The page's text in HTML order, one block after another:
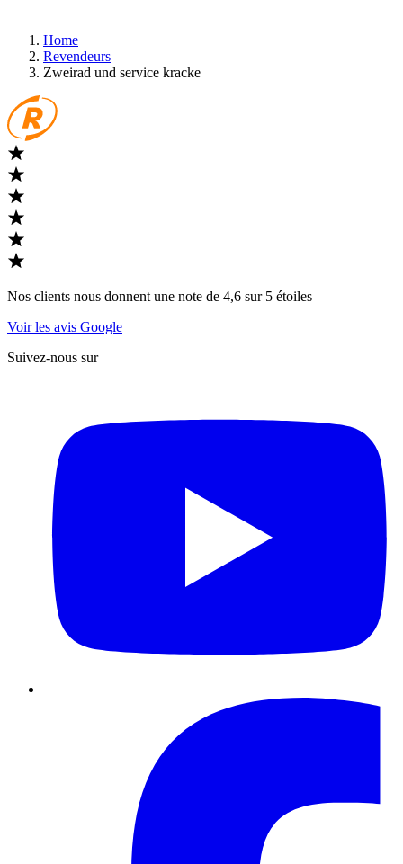
Home
Revendeurs
Zweirad und service kracke
Nos clients nous donnent une note de 4,6 sur 5 étoiles
Voir les avis Google
Suivez-nous sur